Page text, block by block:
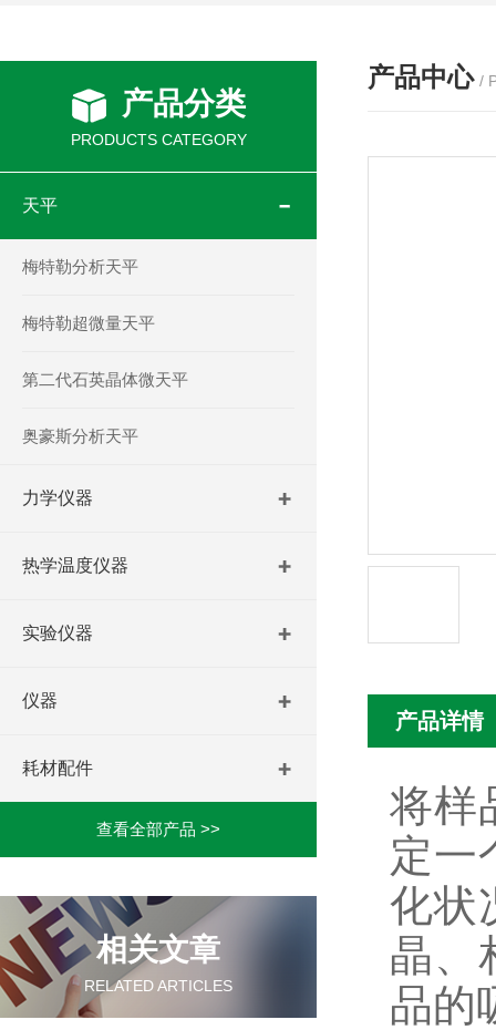
产品分类
PRODUCTS CATEGORY
天平
梅特勒分析天平
梅特勒超微量天平
第二代石英晶体微天平
奥豪斯分析天平
力学仪器
热学温度仪器
实验仪器
仪器
耗材配件
查看全部产品 >>
相关文章
RELATED ARTICLES
产品中心 /
产品详情
将样
定一
化状
晶、
品